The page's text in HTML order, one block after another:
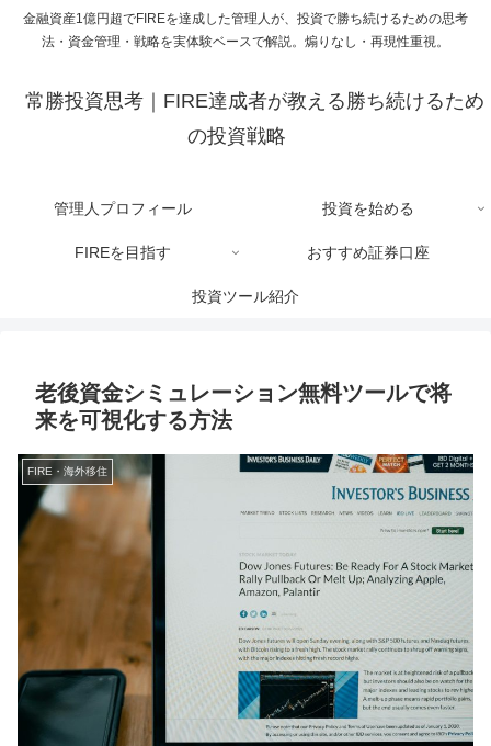
金融資産1億円超でFIREを達成した管理人が、投資で勝ち続けるための思考
法・資金管理・戦略を実体験ベースで解説。煽りなし・再現性重視。
常勝投資思考｜FIRE達成者が教える勝ち続けるため
の投資戦略
管理人プロフィール 投資を始める
FIREを目指す おすすめ証券口座
投資ツール紹介
老後資金シミュレーション無料ツールで将
来を可視化する方法
FIRE・海外移住